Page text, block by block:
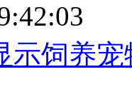
示饲养